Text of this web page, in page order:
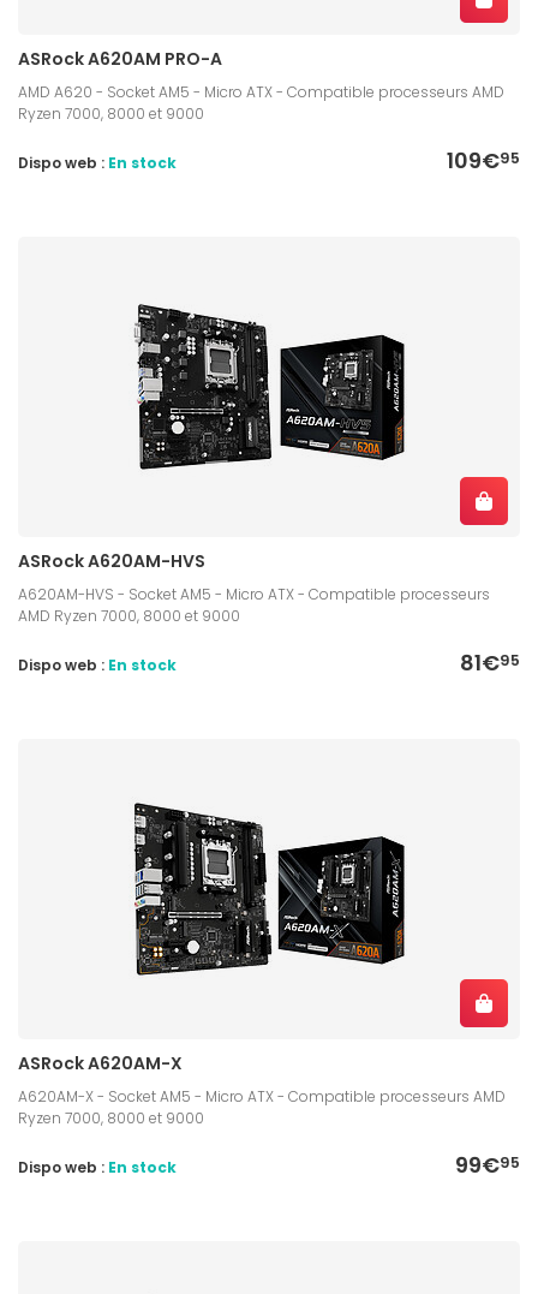
ASRock A620AM PRO-A
AMD A620 - Socket AM5 - Micro ATX - Compatible processeurs AMD
Ryzen 7000, 8000 et 9000
109€95
Dispo web : En stock
ASRock A620AM-HVS
A620AM-HVS - Socket AM5 - Micro ATX - Compatible processeurs
AMD Ryzen 7000, 8000 et 9000
81€95
Dispo web : En stock
ASRock A620AM-X
A620AM-X - Socket AM5 - Micro ATX - Compatible processeurs AMD
Ryzen 7000, 8000 et 9000
99€95
Dispo web : En stock